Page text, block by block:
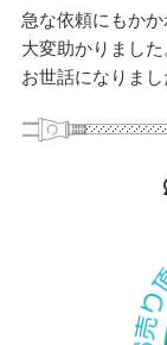
急な依頼にもか
大変助かりました
お世話になりまし